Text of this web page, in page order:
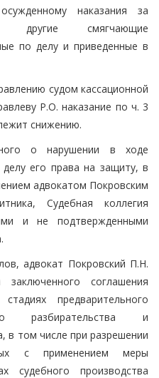
наказания за
другие смягчающие
по делу и приведенные в
судом кассационной
Р.О. наказание по ч. 3
снижению.
о нарушении в ходе
его права на защиту, в
адвокатом Покровским
Судебная коллегия
и не подтвержденными
адвокат Покровский П.Н.
соглашения
предварительного
разбирательства и
в том числе при разрешении
с применением меры
судебного производства